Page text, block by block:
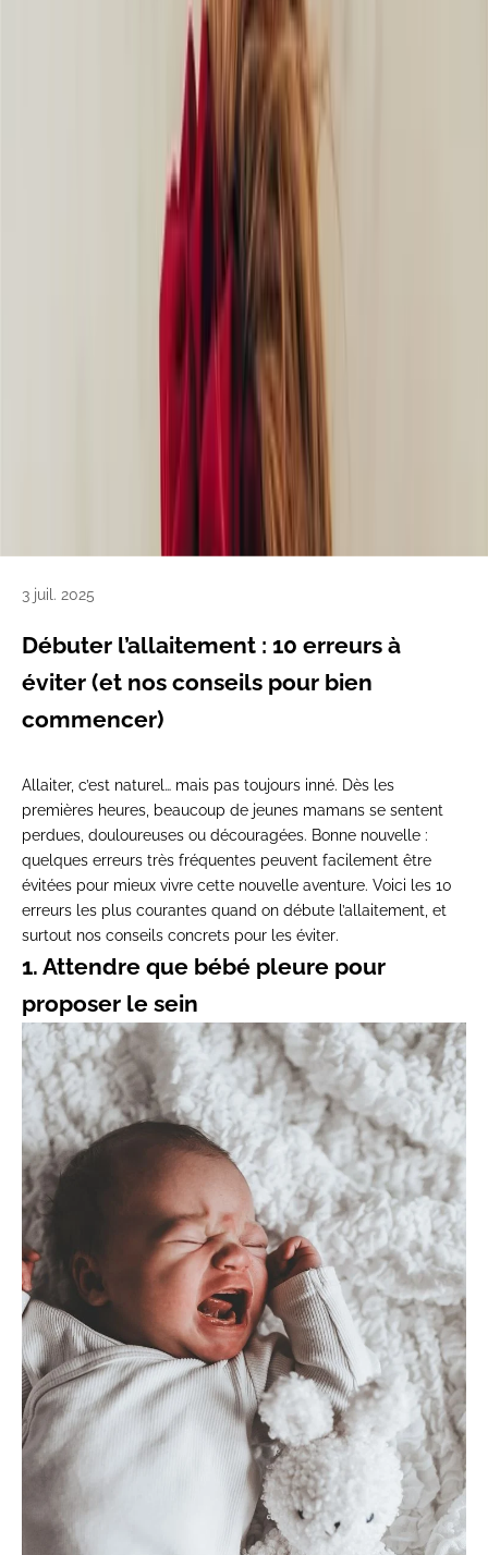
3 juil. 2025
Débuter l’allaitement : 10 erreurs à
éviter (et nos conseils pour bien
commencer)
Allaiter, c’est naturel… mais pas toujours inné. Dès les
premières heures, beaucoup de jeunes mamans se sentent
perdues, douloureuses ou découragées. Bonne nouvelle :
quelques erreurs très fréquentes peuvent facilement être
évitées pour mieux vivre cette nouvelle aventure. Voici les 10
erreurs les plus courantes quand on débute l’allaitement , et
surtout nos conseils concrets pour les éviter.
1. Attendre que bébé pleure pour
proposer le sein